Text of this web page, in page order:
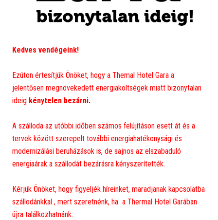
Kedves vendégeink!
Ezúton értesítjük Önöket, hogy a Themal Hotel Gara a
jelentősen megnövekedett energiaköltségek miatt bizonytalan
ideig kénytelen bezárni.
A szálloda az utóbbi időben számos felújításon esett át és a
tervek között szerepelt további energiahatékonysági és
modernizálási beruházások is, de sajnos az elszabaduló
energiaárak a szállodát bezárásra kényszerítették.
Kérjük Önöket, hogy figyeljék híreinket, maradjanak kapcsolatba
szállodánkkal , mert szeretnénk, ha a Thermal Hotel Garában
újra találkozhatnánk.